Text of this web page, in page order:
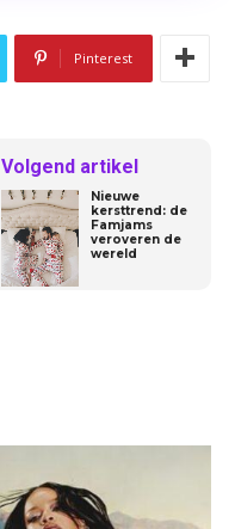
Pinterest
Volgend artikel
Nieuwe
kersttrend: de
Famjams
veroveren de
wereld